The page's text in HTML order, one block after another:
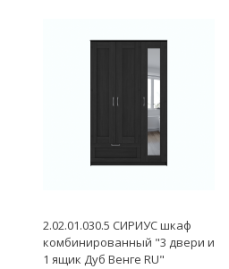
2.02.01.030.5 СИРИУС шкаф
комбинированный "3 двери и
1 ящик Дуб Венге RU"